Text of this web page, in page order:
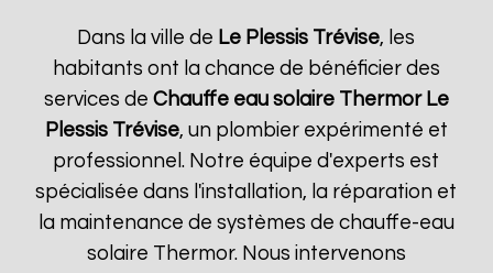
Dans la ville de Le Plessis Trévise, les
habitants ont la chance de bénéficier des
services de Chauffe eau solaire Thermor Le
Plessis Trévise, un plombier expérimenté et
professionnel. Notre équipe d'experts est
spécialisée dans l'installation, la réparation et
la maintenance de systèmes de chauffe-eau
solaire Thermor. Nous intervenons